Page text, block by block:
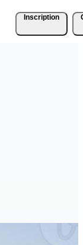
Inscription